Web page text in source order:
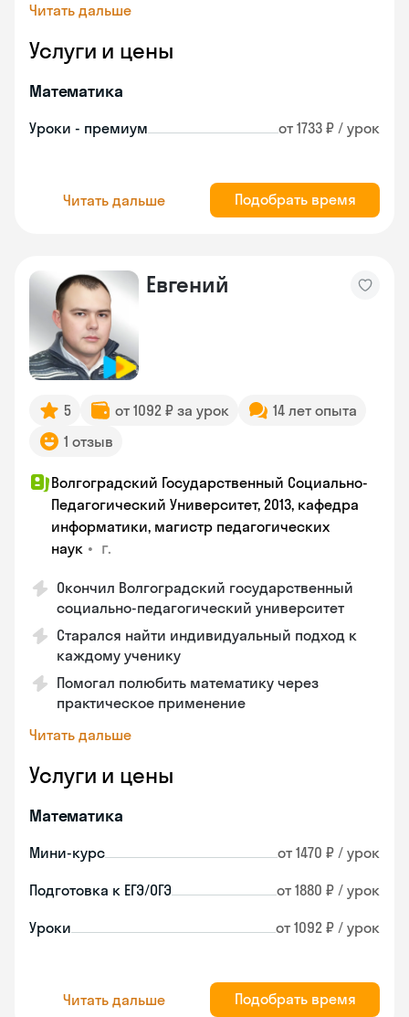
Читать дальше
Услуги и цены
Математика
Уроки - премиум от 1733 ₽ / урок
Читать дальше Подобрать время
Евгений
5 от 1092 ₽ за урок
14 лет опыта
1 отзыв
Волгоградский Государственный Социально-
Педагогический Университет, 2013, кафедра
информатики, магистр педагогических
наук • г.
Окончил Волгоградский государственный
социально-педагогический университет
Старался найти индивидуальный подход к
каждому ученику
Помогал полюбить математику через
практическое применение
Читать дальше
Услуги и цены
Математика
Мини-курс от 1470 ₽ / урок
Подготовка к ЕГЭ/ОГЭ от 1880 ₽ / урок
Уроки от 1092 ₽ / урок
Читать дальше Подобрать время